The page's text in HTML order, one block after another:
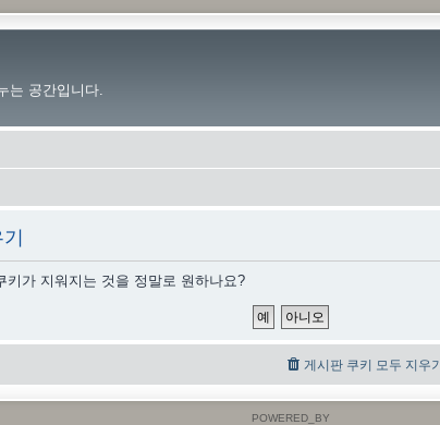
는 공간입니다.
키가 지워지는 것을 정말로 원하나요?
게시판 쿠키 모두 지우기
POWERED_BY